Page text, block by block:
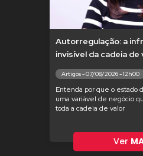
Autorregulação: a
invisível da cadeia de
Artigos - 07/08/2026 - 12h00
Entenda por que o
uma variável de negócio
toda a cadeia de valor
Ver